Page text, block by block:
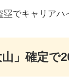
でキャリアハ
山」確定